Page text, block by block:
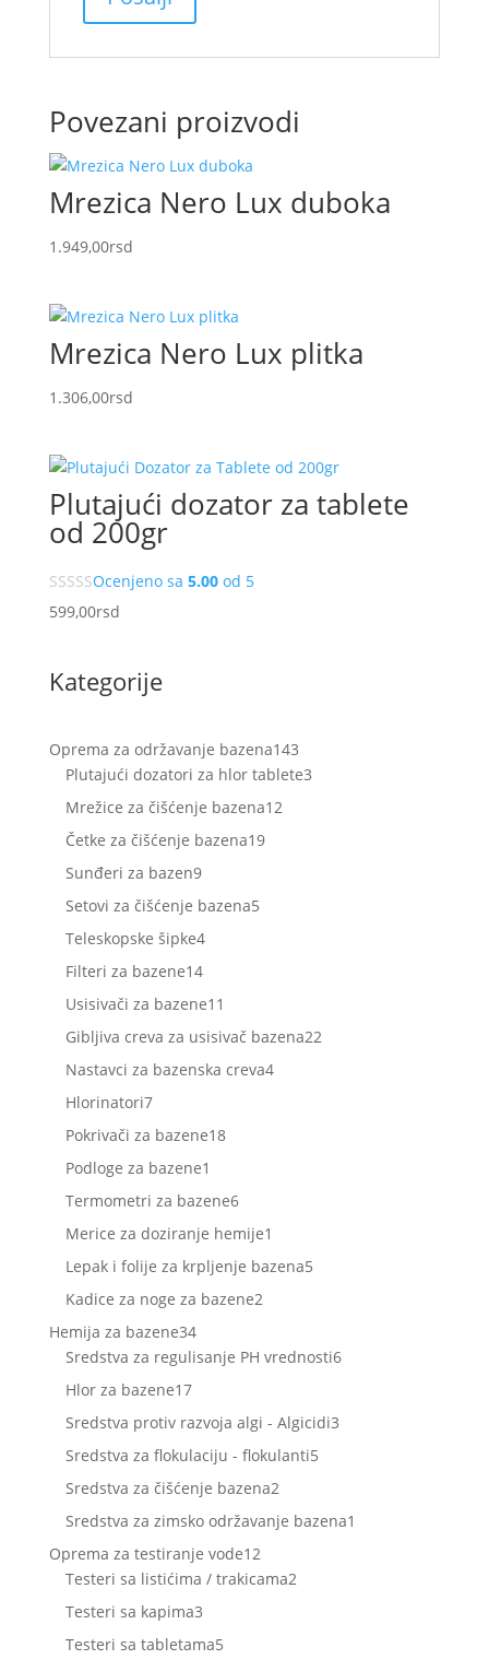
Povezani proizvodi
Mrezica Nero Lux duboka
1.949,00rsd
Mrezica Nero Lux plitka
1.306,00rsd
Plutajući dozator za tablete
od 200gr
Ocenjeno sa 5.00od 5
599,00rsd
Kategorije
Oprema za održavanje bazena143143
proizvoda
Plutajući dozatori za hlor tablete33
Mrežice za čišćenje bazena1212
Četke za čišćenje bazena1919
Sunđeri za bazen99
proizvoda
Setovi za čišćenje bazena55
Teleskopske šipke44
Filteri za bazene1414
proizvoda
Usisivači za bazene11
proizvoda
Gibljiva creva za usisivač bazena2222
Nastavci za bazenska creva44
Hlorinatori77
proizvoda
Pokrivači za bazene1818
Podloge za bazene1
proizvod
Termometri za bazene66
proizvoda
Merice za doziranje hemije1
proizvod
Lepak i folije za krpljenje bazena55
Kadice za noge za bazene22
Hemija za bazene3434
proizvoda
Sredstva za regulisanje PH vrednosti66
Hlor za bazene1717
proizvoda
Sredstva protiv razvoja algi - Algicidi33
Sredstva za flokulaciju - flokulanti55
Sredstva za čišćenje bazena22
proizvoda
Sredstva za zimsko održavanje bazena1
Oprema za testiranje vode1212
proizvoda
Testeri sa listićima / trakicama22
Testeri sa kapima33
proizvoda
Testeri sa tabletama55